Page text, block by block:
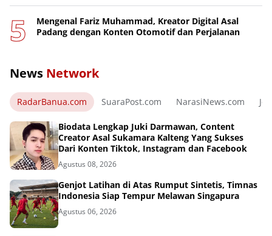
Mengenal Fariz Muhammad, Kreator Digital Asal
Padang dengan Konten Otomotif dan Perjalanan
News Network
RadarBanua.com SuaraPost.com NarasiNews.com
Biodata Lengkap Juki Darmawan, Content
Creator Asal Sukamara Kalteng Yang Sukses
Dari Konten Tiktok, Instagram dan Facebook
Agustus 08, 2026
Genjot Latihan di Atas Rumput Sintetis, Timnas
Indonesia Siap Tempur Melawan Singapura
Agustus 06, 2026